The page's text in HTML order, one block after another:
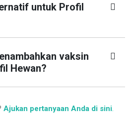
untuk Profil
vaksin
Hewan?
Ajukan pertanyaan Anda di sini.